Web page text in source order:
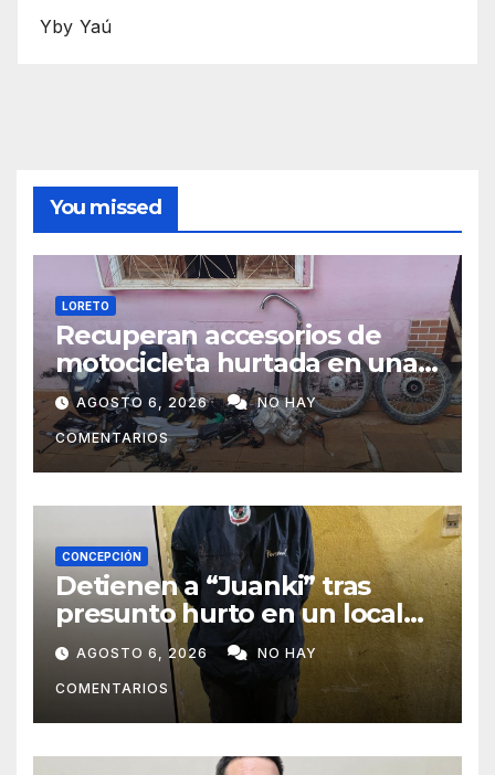
Yby Yaú
You missed
LORETO
Recuperan accesorios de
motocicleta hurtada en una
zona boscosa de Loreto
AGOSTO 6, 2026 NO HAY
COMENTARIOS
CONCEPCIÓN
Detienen a “Juanki” tras
presunto hurto en un local
comercial
AGOSTO 6, 2026 NO HAY
COMENTARIOS